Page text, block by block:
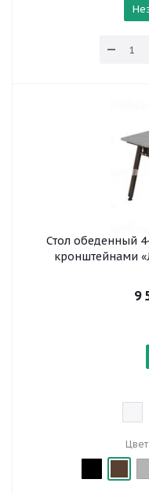
Стол обеденный
кронштейнами
9